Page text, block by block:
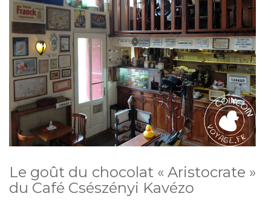
Le goût du chocolat « Aristocrate »
du Café Csészényi Kavézo